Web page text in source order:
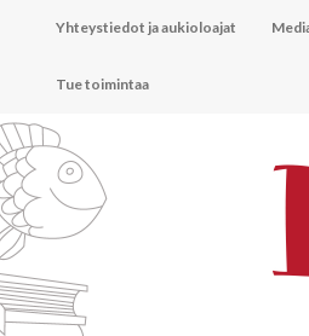
Yhteystiedot ja aukioloajat
Tue toimintaa